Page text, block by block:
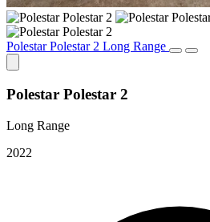
Polestar Polestar 2 Long Range
Polestar Polestar 2
Long Range
2022